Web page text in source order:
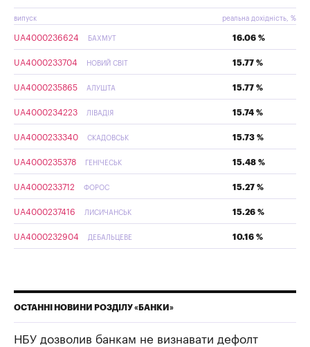
випуск реальна дохідність, %
UA4000236624 БАХМУТ 16.06 %
UA4000233704 НОВИЙ СВІТ 15.77 %
UA4000235865 АЛУШТА 15.77 %
UA4000234223 ЛІВАДІЯ 15.74 %
UA4000233340 СКАДОВСЬК 15.73 %
UA4000235378 ГЕНІЧЕСЬК 15.48 %
UA4000233712 ФОРОС 15.27 %
UA4000237416 ЛИСИЧАНСЬК 15.26 %
UA4000232904 ДЕБАЛЬЦЕВЕ 10.16 %
ОСТАННІ НОВИНИ РОЗДІЛУ «БАНКИ»
НБУ дозволив банкам не визнавати дефолт